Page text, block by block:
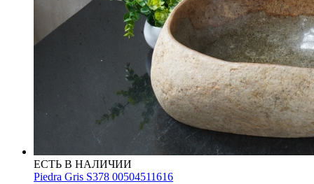
ЕСТЬ В НАЛИЧИИ
Piedra Gris S378 00504511616